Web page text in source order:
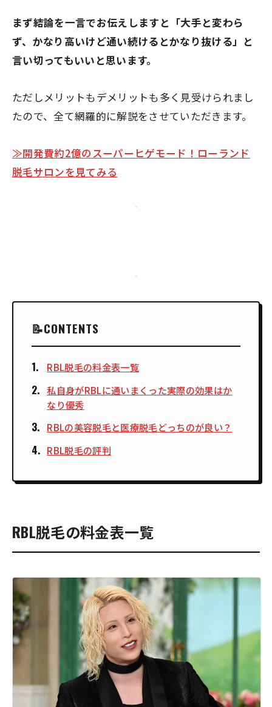
まず結論を一言でお伝えしますと 「大手と変わら
ず、かなり高いけど通い続けるとかなり抜ける」 と
言い切ってもいいと思います。
ただしメリットもデメリットも多く見受けられまし
たので、全て網羅的に解説をさせていただきます。
≫開発費約2億のスーパーヒゲモード！ローランド
脱毛サロンを見てみる
CONTENTS
RBL脱毛の料金表一覧
私自身がRBLに通いまくった実際の効果はか
なり優秀
RBLの美容脱毛と医療脱毛どっちのが良い？
RBL脱毛の評判
RBL脱毛の料金表一覧